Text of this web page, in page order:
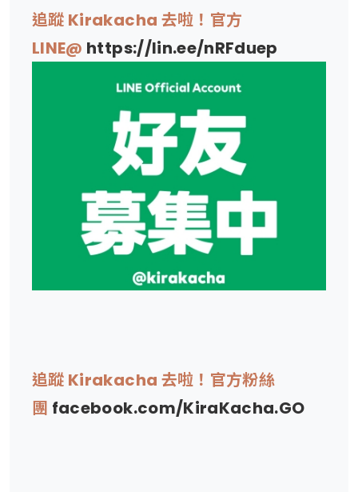
追蹤 Kirakacha 去啦！官方
LINE@ https://lin.ee/nRFduep
追蹤 Kirakacha 去啦！官方粉絲
團 facebook.com/KiraKacha.GO